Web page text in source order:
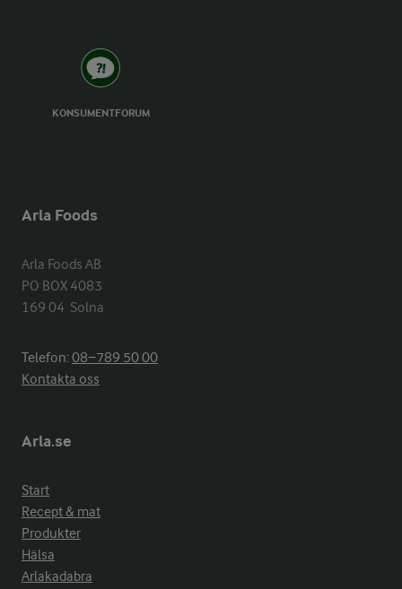
KONSUMENTFORUM
Arla Foods
Arla Foods AB
PO BOX 4083
169 04  Solna
Telefon:08−789 50 00
Kontakta oss
Arla.se
Start
Recept & mat
Produkter
Hälsa
Arlakadabra